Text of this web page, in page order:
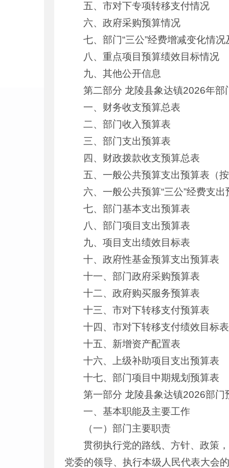
五、市对下专项转移支付情况
六、政府采购预算情况
七、部门“三公”经费增减变化情
八、重点项目预算绩效目标情况
九、其他公开信息
第二部分 龙陵县象达镇2026年部
一、财务收支预算总表
二、部门收入预算表
三、部门支出预算表
四、财政拨款收支预算总表
五、一般公共预算支出预算表（
六、一般公共预算“三公”经费支出
七、部门基本支出预算表
八、部门项目支出预算表
九、项目支出绩效目标表
十、政府性基金预算支出预算表
十一、部门政府采购预算表
十二、政府购买服务预算表
十三、市对下转移支付预算表
十四、市对下转移支付绩效目标表
十五、新增资产配置表
十六、上级补助项目支出预算表
十七、部门项目中期规划预算表
第一部分 龙陵县象达镇2026部门
一、基本职能及主要工作
（一）部门主要职责
贯彻执行党的路线、方针、政策
党委的领导、执行本级人民代表大会